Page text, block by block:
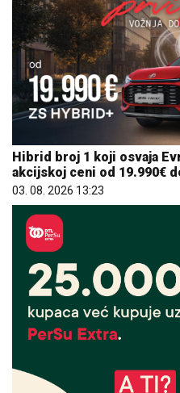
Hibrid broj 1 koji osvaja
akcijskoj ceni od 19.990€
03. 08. 2026 13:23